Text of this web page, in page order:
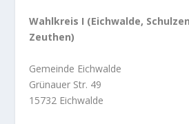
Wahlkreis I (Eichwalde,
Zeuthen)
Gemeinde Eichwalde
Grünauer Str. 49
15732 Eichwalde